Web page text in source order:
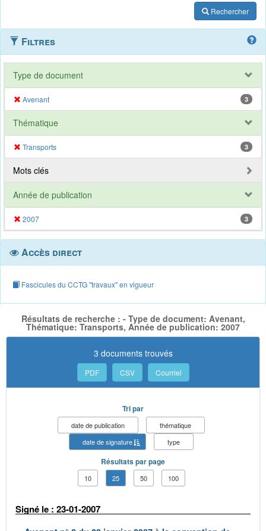
Rechercher
Filtres
Type de document
Avenant 3
Thématique
Transports 3
Mots clés
Année de publication
2007 3
Accès direct
Fascicules du CCTG "travaux" en vigueur
Résultats de recherche : - Type de document: Avenant,
Thématique: Transports, Année de publication: 2007
3 documents trouvés
PDF CSV Courriel
Tri par
date de publication
thématique
date de signature
type
Résultats par page
10 25 50 100
Signé le : 23-01-2007